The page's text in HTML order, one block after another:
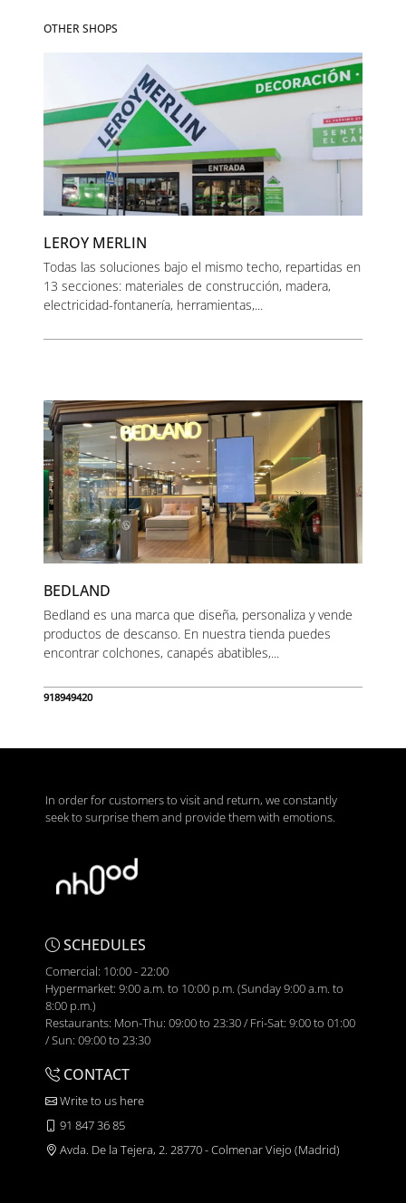
OTHER SHOPS
LEROY MERLIN
Todas las soluciones bajo el mismo techo, repartidas en
13 secciones: materiales de construcción, madera,
electricidad-fontanería, herramientas,...
BEDLAND
Bedland es una marca que diseña, personaliza y vende
productos de descanso. En nuestra tienda puedes
encontrar colchones, canapés abatibles,...
918949420
In order for customers to visit and return, we constantly
seek to surprise them and provide them with emotions.
SCHEDULES
Comercial: 10:00 - 22:00
Hypermarket: 9:00 a.m. to 10:00 p.m. (Sunday 9:00 a.m. to
8:00 p.m.)
Restaurants: Mon-Thu: 09:00 to 23:30 / Fri-Sat: 9:00 to 01:00
/ Sun: 09:00 to 23:30
CONTACT
Write to us here
91 847 36 85
Avda. De la Tejera, 2. 28770 - Colmenar Viejo (Madrid)